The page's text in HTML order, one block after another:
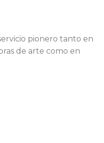
pionero tanto en
de arte como en